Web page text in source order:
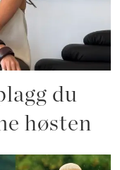
du
høsten